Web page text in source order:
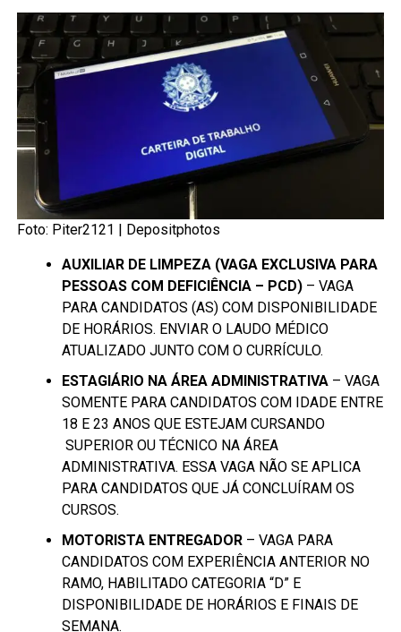
Foto: Piter2121 | Depositphotos
AUXILIAR DE LIMPEZA (VAGA EXCLUSIVA PARA
PESSOAS COM DEFICIÊNCIA – PCD)– VAGA
PARA CANDIDATOS (AS) COM DISPONIBILIDADE
DE HORÁRIOS. ENVIAR O LAUDO MÉDICO
ATUALIZADO JUNTO COM O CURRÍCULO.
ESTAGIÁRIO NA ÁREA ADMINISTRATIVA– VAGA
SOMENTE PARA CANDIDATOS COM IDADE ENTRE
18 E 23 ANOS QUE ESTEJAM CURSANDO
SUPERIOR OU TÉCNICO NA ÁREA
ADMINISTRATIVA. ESSA VAGA NÃO SE APLICA
PARA CANDIDATOS QUE JÁ CONCLUÍRAM OS
CURSOS.
MOTORISTA ENTREGADOR– VAGA PARA
CANDIDATOS COM EXPERIÊNCIA ANTERIOR NO
RAMO, HABILITADO CATEGORIA “D” E
DISPONIBILIDADE DE HORÁRIOS E FINAIS DE
SEMANA.